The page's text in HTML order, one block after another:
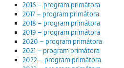
2016 – program primátora
2017 – program primátora
2018 – program primátora
2019 – program primátora
2020 – program primátora
2021 – program primátora
2022 – program primátora